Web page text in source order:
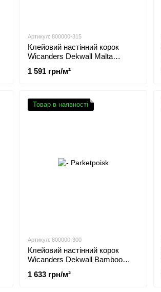
Артикул: 800000-315
Клейовий настінний корок
Wicanders Dekwall Malta
1 591 грн/м²
Товар в наявності
Артикул: 800000-300
Клейовий настінний корок
Wicanders Dekwall Bamboo
1 633 грн/м²